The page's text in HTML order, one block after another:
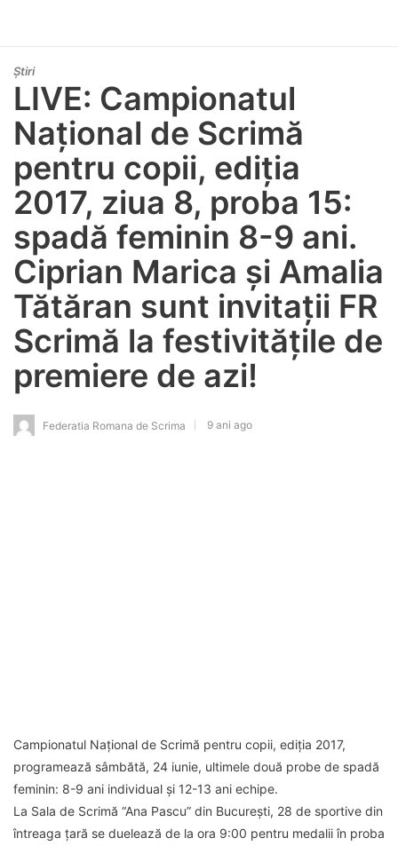
Știri
LIVE: Campionatul
Național de Scrimă
pentru copii, ediția
2017, ziua 8, proba 15:
spadă feminin 8-9 ani.
Ciprian Marica și Amalia
Tătăran sunt invitații FR
Scrimă la festivitățile de
premiere de azi!
Federatia Romana de Scrima 9 ani ago
Campionatul Național de Scrimă pentru copii, ediția 2017,
programează sâmbătă, 24 iunie, ultimele două probe de spadă
feminin: 8-9 ani individual și 12-13 ani echipe.
La Sala de Scrimă “Ana Pascu” din București, 28 de sportive din
întreaga țară se duelează de la ora 9:00 pentru medalii în proba